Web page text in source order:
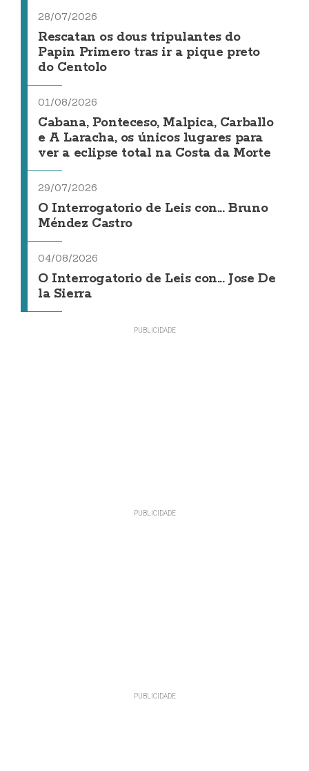
28/07/2026
Rescatan os dous tripulantes do
Papin Primero tras ir a pique preto
do Centolo
01/08/2026
Cabana, Ponteceso, Malpica, Carballo
e A Laracha, os únicos lugares para
ver a eclipse total na Costa da Morte
29/07/2026
O Interrogatorio de Leis con... Bruno
Méndez Castro
04/08/2026
O Interrogatorio de Leis con... Jose De
la Sierra